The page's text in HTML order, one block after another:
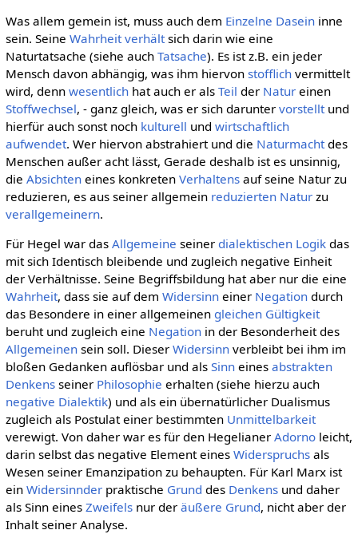
Was allem gemein ist, muss auch dem Einzelne Daseininne
sein. Seine Wahrheit verhältsich darin wie eine
Naturtatsache (siehe auch Tatsache). Es ist z.B. ein jeder
Mensch davon abhängig, was ihm hiervon stofflichvermittelt
wird, denn wesentlichhat auch er als Teil der Natureinen
Stoffwechsel, - ganz gleich, was er sich darunter vorstelltund
hierfür auch sonst noch kulturell und wirtschaftlich
aufwendet. Wer hiervon abstrahiert und die Naturmachtdes
Menschen außer acht lässt, Gerade deshalb ist es unsinnig,
die Absichteneines konkreten Verhaltensauf seine Natur zu
reduzieren, es aus seiner allgemein reduzierten Naturzu
verallgemeinern.
Für Hegel war das Allgemeine seiner dialektischen Logikdas
mit sich Identisch bleibende und zugleich negative Einheit
der Verhältnisse. Seine Begriffsbildung hat aber nur die eine
Wahrheit, dass sie auf dem Widersinneiner Negationdurch
das Besondere in einer allgemeinen gleichen Gültigkeit
beruht und zugleich eine Negationin der Besonderheit des
Allgemeinensein soll. Dieser Widersinnverbleibt bei ihm im
bloßen Gedanken auflösbar und als Sinneines abstrakten
Denkensseiner Philosophie erhalten (siehe hierzu auch
negative Dialektik) und als ein übernatürlicher Dualismus
zugleich als Postulat einer bestimmten Unmittelbarkeit
verewigt. Von daher war es für den Hegelianer Adornoleicht,
darin selbst das negative Element eines Widerspruchsals
Wesen seiner Emanzipation zu behaupten. Für Karl Marx ist
ein Widersinnderpraktische Grund des Denkensund daher
als Sinn eines Zweifelsnur der äußere Grund, nicht aber der
Inhalt seiner Analyse.